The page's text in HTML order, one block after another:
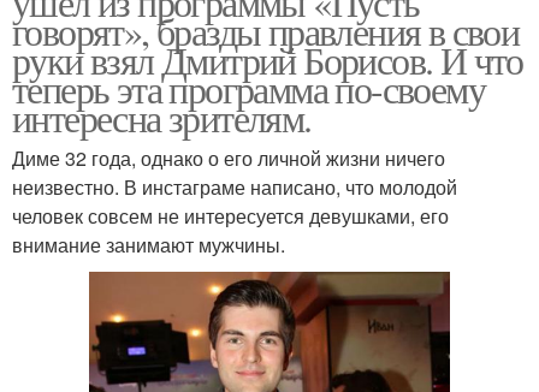
говорят», бразды правления в свои
руки взял Дмитрий Борисов. И что
теперь эта программа по-своему
интересна зрителям.
Диме 32 года, однако о его личной жизни ничего
неизвестно. В инстаграме написано, что молодой
человек совсем не интересуется девушками, его
внимание занимают мужчины.